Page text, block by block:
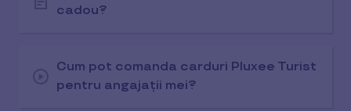
cadou?
Cum pot comanda carduri Pluxee Turist
pentru angajații mei?